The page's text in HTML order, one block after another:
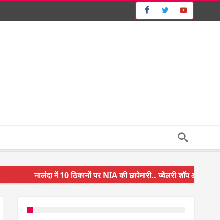
नालंदा में 10 ठिकानों पर NIA की छापेमारी.. ज्वेलरी शॉप और गन हाउस पर
अंचल पदाधिकारी (CO) बर्खास्त.. फर्जीवाड़ा कर पाई थी नौकरी.. जानिए पूरा